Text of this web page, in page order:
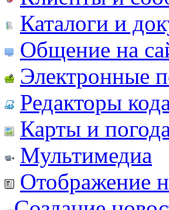
Каталоги и
Общение на
Электронные
Редакторы
Карты и
Мультимедиа
Отображение